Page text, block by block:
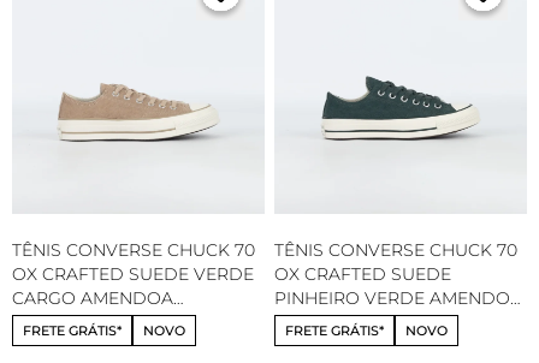
TÊNIS CONVERSE CHUCK 70
OX CRAFTED SUEDE VERDE
CARGO AMENDOA
CT34430001
FRETE GRÁTIS* NOVO
TÊNIS CONVERSE CHUCK 70
OX CRAFTED SUEDE
PINHEIRO VERDE AMENDOA
CT34430003
FRETE GRÁTIS* NOVO